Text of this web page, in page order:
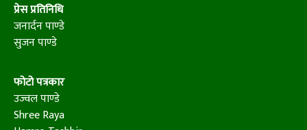
प्रेस प्रतिनिधि
जनार्दन पाण्डे
सुजन पाण्डे
फोटो पत्रकार
उज्वल पाण्डे
Shree Raya